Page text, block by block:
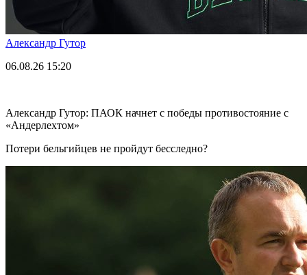
Александр Гутор
06.08.26 15:20
Александр Гутор: ПАОК начнет с победы противостояние с
«Андерлехтом»
Потери бельгийцев не пройдут бесследно?